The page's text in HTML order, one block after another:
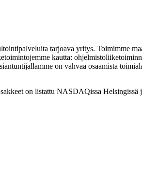
tarjoava yritys. Toimimme
kautta:
on vahvaa osaamista
on listattu NASDAQissa Helsingissä